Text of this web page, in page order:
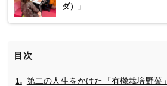
ダ）」
目次
第二の人生をかけた「有機栽培野菜」